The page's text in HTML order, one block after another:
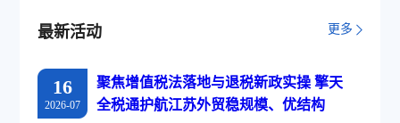
最新活动 更多
16
2026-07
聚焦增值税法落地与退税新政实操 擎天
全税通护航江苏外贸稳规模、优结构